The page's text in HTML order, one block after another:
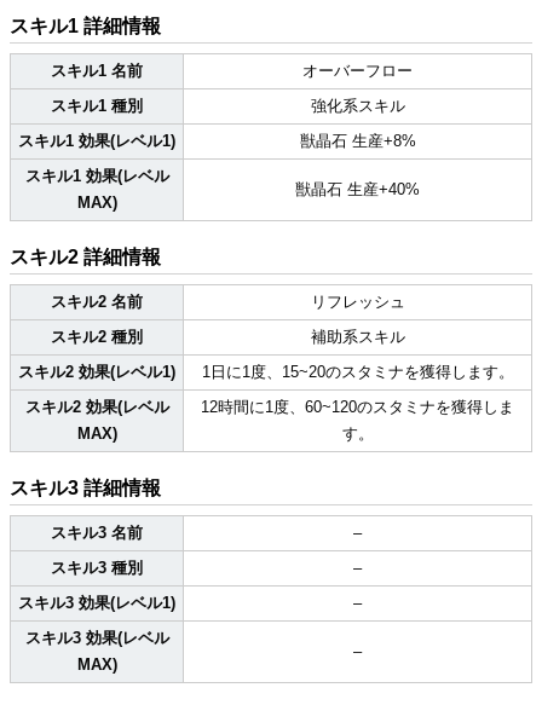
スキル1 詳細情報
スキル1 名前
オーバーフロー
スキル1 種別
強化系スキル
スキル1 効果(レベル1)
獣晶石 生産+8%
スキル1 効果(レベル
MAX)
獣晶石 生産+40%
スキル2 詳細情報
スキル2 名前
リフレッシュ
スキル2 種別
補助系スキル
スキル2 効果(レベル1)
1日に1度、15~20のスタミナを獲得します。
スキル2 効果(レベル
MAX)
12時間に1度、60~120のスタミナを獲得しま
す。
スキル3 詳細情報
スキル3 名前
–
スキル3 種別
–
スキル3 効果(レベル1)
–
スキル3 効果(レベル
MAX)
–